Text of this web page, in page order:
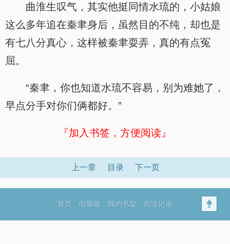
曲淮生叹气，其实他挺同情水琉的，小姑娘
这么多年追在秦聿身后，虽然目的不纯，却也是
有七八分真心，这样被秦聿耍弄，真的有点冤
屈。
“秦聿，你也知道水琉不容易，别为难她了，
早点分手对你们俩都好。”
『加入书签，方便阅读』
上一章 目录 下一页
首页 电脑版 我的书架 阅读记录